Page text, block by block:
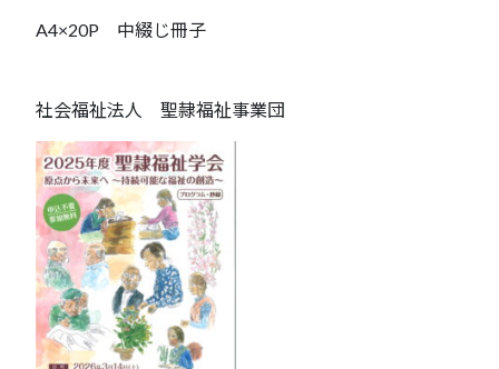
A4×20P 中綴じ冊子
社会福祉法人 聖隷福祉事業団